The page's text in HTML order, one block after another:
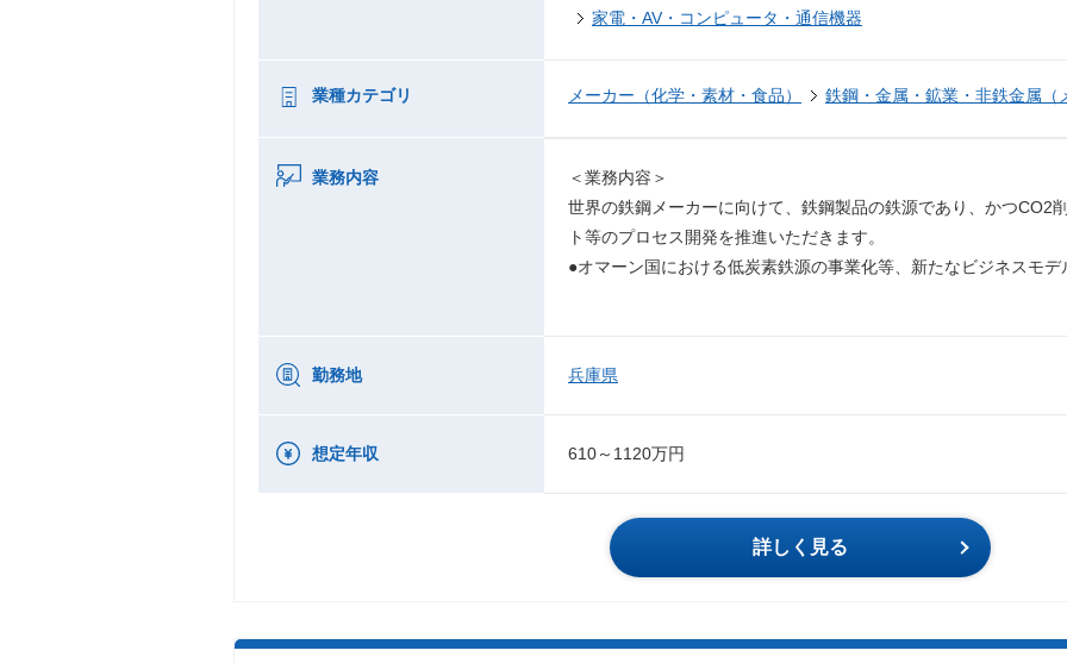
家電・AV・コンピュータ・通信機器
業種カテゴリ メーカー（化学・素材・食品） 鉄鋼・金属・鉱業・非鉄金属（
業務内容
＜業務内容＞
世界の鉄鋼メーカーに向けて、鉄鋼製品の鉄源であり、かつCO2
ト等のプロセス開発を推進いただきます。
●オマーン国における低炭素鉄源の事業化等、新たなビジネスモ
勤務地 兵庫県
想定年収 610～1120万円
詳しく見る